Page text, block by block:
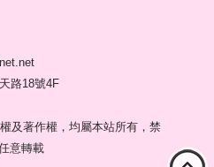
路18號4F
及著作權，均屬本站所有，禁
意轉載